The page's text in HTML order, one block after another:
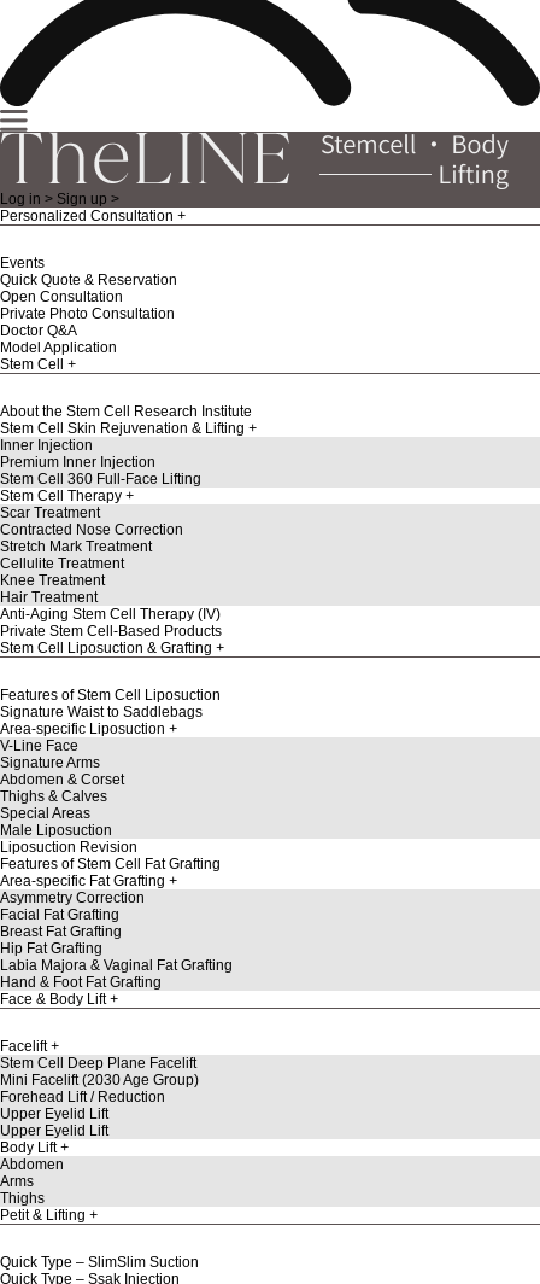
Log in > Sign up >
Personalized Consultation
Events
Quick Quote & Reservation
Open Consultation
Private Photo Consultation
Doctor Q&A
Model Application
Stem Cell
About the Stem Cell Research Institute
Stem Cell Skin Rejuvenation & Lifting
Inner Injection
Premium Inner Injection
Stem Cell 360 Full-Face Lifting
Stem Cell Therapy
Scar Treatment
Contracted Nose Correction
Stretch Mark Treatment
Cellulite Treatment
Knee Treatment
Hair Treatment
Anti-Aging Stem Cell Therapy (IV)
Private Stem Cell-Based Products
Stem Cell Liposuction & Grafting
Features of Stem Cell Liposuction
Signature Waist to Saddlebags
Area-specific Liposuction
V-Line Face
Signature Arms
Abdomen & Corset
Thighs & Calves
Special Areas
Male Liposuction
Liposuction Revision
Features of Stem Cell Fat Grafting
Area-specific Fat Grafting
Asymmetry Correction
Facial Fat Grafting
Breast Fat Grafting
Hip Fat Grafting
Labia Majora & Vaginal Fat Grafting
Hand & Foot Fat Grafting
Face & Body Lift
Facelift
Stem Cell Deep Plane Facelift
Mini Facelift (2030 Age Group)
Forehead Lift / Reduction
Upper Eyelid Lift
Upper Eyelid Lift
Body Lift
Abdomen
Arms
Thighs
Petit & Lifting
Quick Type – SlimSlim Suction
Quick Type – Ssak Injection